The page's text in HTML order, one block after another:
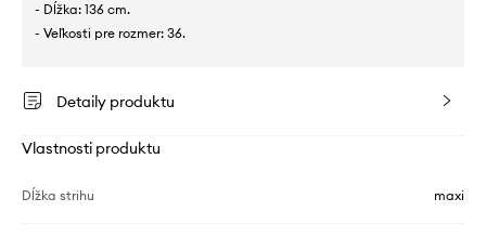
- Dĺžka: 136 cm.
- Veľkosti pre rozmer: 36.
Detaily produktu
Vlastnosti produktu
Dĺžka strihu maxi